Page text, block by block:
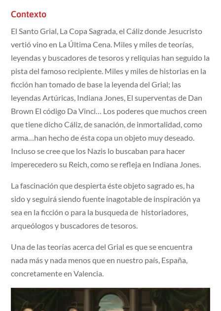
Contexto
El Santo Grial, La Copa Sagrada, el Cáliz donde Jesucristo
vertió vino en La Última Cena. Miles y miles de teorías,
leyendas y buscadores de tesoros y reliquias han seguido la
pista del famoso recipiente. Miles y miles de historias en la
ficción han tomado de base la leyenda del Grial; las
leyendas Artúricas, Indiana Jones, El superventas de Dan
Brown El código Da Vinci… Los poderes que muchos creen
que tiene dicho Cáliz, de sanación, de inmortalidad, como
arma…han hecho de ésta copa un objeto muy deseado.
Incluso se cree que los Nazis lo buscaban para hacer
imperecedero su Reich, como se refleja en Indiana Jones.
La fascinación que despierta éste objeto sagrado es, ha
sido y seguirá siendo fuente inagotable de inspiración ya
sea en la ficción o para la busqueda de historiadores,
arqueólogos y buscadores de tesoros.
Una de las teorías acerca del Grial es que se encuentra
nada más y nada menos que en nuestro país, España,
concretamente en Valencia.